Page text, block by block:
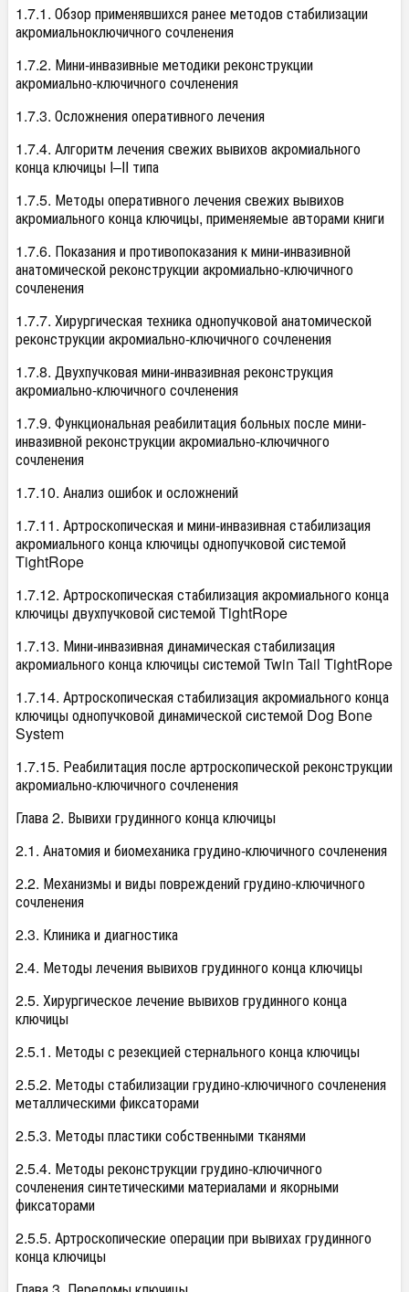
1.7.1. Обзор применявшихся ранее методов стабилизации
акромиальноключичного сочленения
1.7.2. Мини-инвазивные методики реконструкции
акромиально-ключичного сочленения
1.7.3. Осложнения оперативного лечения
1.7.4. Алгоритм лечения свежих вывихов акромиального
конца ключицы I–II типа
1.7.5. Методы оперативного лечения свежих вывихов
акромиального конца ключицы, применяемые авторами книги
1.7.6. Показания и противопоказания к мини-инвазивной
анатомической реконструкции акромиально-ключичного
сочленения
1.7.7. Хирургическая техника однопучковой анатомической
реконструкции акромиально-ключичного сочленения
1.7.8. Двухпучковая мини-инвазивная реконструкция
акромиально-ключичного сочленения
1.7.9. Функциональная реабилитация больных после мини-
инвазивной реконструкции акромиально-ключичного
сочленения
1.7.10. Анализ ошибок и осложнений
1.7.11. Артроскопическая и мини-инвазивная стабилизация
акромиального конца ключицы однопучковой системой
TightRope
1.7.12. Артроскопическая стабилизация акромиального конца
ключицы двухпучковой системой TightRope
1.7.13. Мини-инвазивная динамическая стабилизация
акромиального конца ключицы системой Twin Tail TightRope
1.7.14. Артроскопическая стабилизация акромиального конца
ключицы однопучковой динамической системой Dog Bone
System
1.7.15. Реабилитация после артроскопической реконструкции
акромиально-ключичного сочленения
Глава 2. Вывихи грудинного конца ключицы
2.1. Анатомия и биомеханика грудино-ключичного сочленения
2.2. Механизмы и виды повреждений грудино-ключичного
сочленения
2.3. Клиника и диагностика
2.4. Методы лечения вывихов грудинного конца ключицы
2.5. Хирургическое лечение вывихов грудинного конца
ключицы
2.5.1. Методы с резекцией стернального конца ключицы
2.5.2. Методы стабилизации грудино-ключичного сочленения
металлическими фиксаторами
2.5.3. Методы пластики собственными тканями
2.5.4. Методы реконструкции грудино-ключичного
сочленения синтетическими материалами и якорными
фиксаторами
2.5.5. Артроскопические операции при вывихах грудинного
конца ключицы